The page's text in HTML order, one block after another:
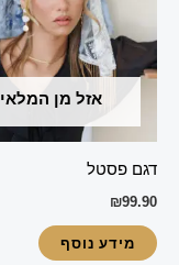
אזל מן המלאי
דגם פסטל
₪99.90
מידע נוסף